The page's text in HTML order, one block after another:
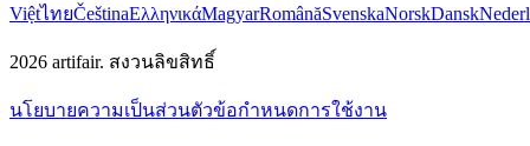
ViệtไทยČeštinaΕλληνικάMagyarRomânăSvenskaNorskDansk
2026 artifair. สงวนลิขสิทธิ์
นโยบายความเป็นส่วนตัวข้อกำหนดการใช้งาน